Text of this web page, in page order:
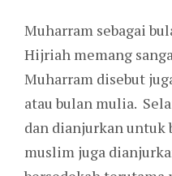
Muharram sebagai
Hijriah memang
Muharram disebut
atau bulan mulia.
dan dianjurkan untuk
muslim juga